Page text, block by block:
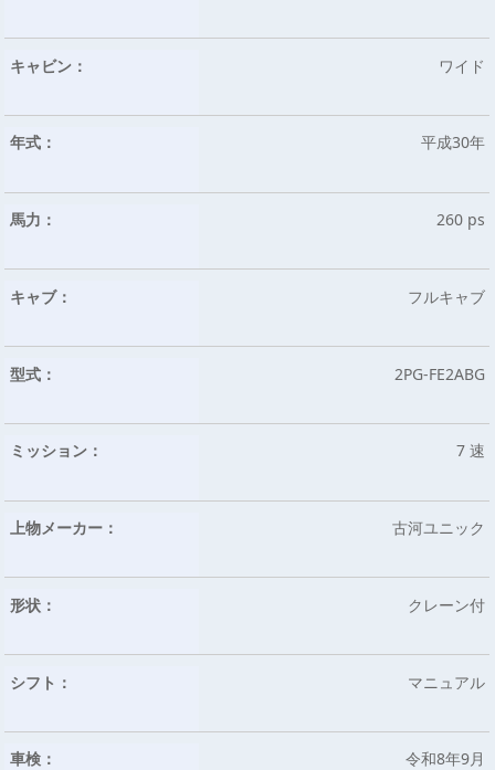
キャビン： ワイド
年式： 平成30年
馬力： 260 ps
キャブ： フルキャブ
型式： 2PG-FE2ABG
ミッション： 7 速
上物メーカー： 古河ユニック
形状： クレーン付
シフト： マニュアル
車検： 令和8年9月